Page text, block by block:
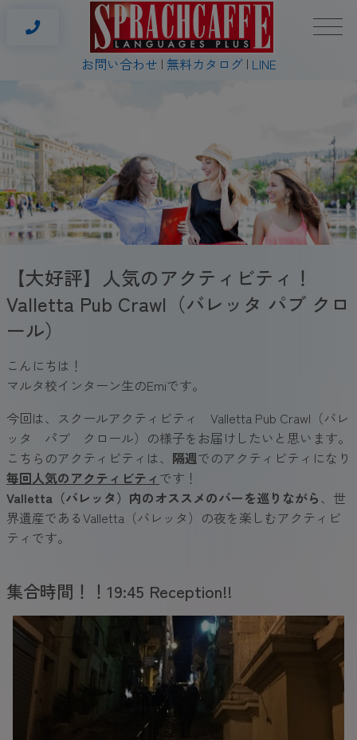
お問い合わせ 無料カタログ LINE
【大好評】人気のアクティビティ！
Valletta Pub Crawl（バレッタ パブ クロ
ール）
こんにちは！
マルタ校インターン生のEmiです。
今回は、スクールアクティビティ Valletta Pub Crawl（バレ
ッタ パブ クロール）の様子をお届けしたいと思います。
こちらのアクティビティは、 隔週でのアクティビティになり
毎回人気のアクティビティ です！
Valletta（バレッタ）内のオススメのバーを巡りながら、世
界遺産であるValletta（バレッタ）の夜を楽しむアクティビ
ティです。
集合時間！！19:45 Reception!!